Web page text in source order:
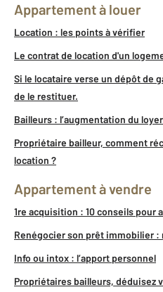
Appartement à louer
Location : les points à vérifier
Le contrat de location d'un
Si le locataire verse un dépôt de
de le restituer.
Bailleurs : l’augmentation du
Propriétaire bailleur, comment
location ?
Appartement à vendre
1re acquisition : 10 conseils pour
Renégocier son prêt immobilier :
Info ou intox : l’apport personnel
Propriétaires bailleurs, déduisez